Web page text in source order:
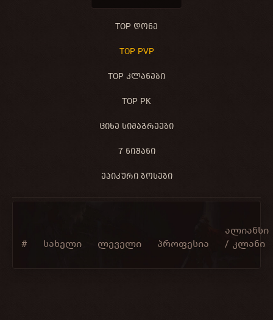
TOP ᲓᲝᲜᲔ
TOP PVP
TOP ᲙᲚᲐᲜᲔᲑᲘ
TOP PK
ᲪᲘᲮᲔ ᲡᲘᲛᲐᲒᲠᲔᲔᲑᲘ
7 ᲜᲘᲨᲐᲜᲘ
ᲔᲞᲘᲙᲣᲠᲘ ᲑᲝᲡᲔᲑᲘ
# სახელი ლეველი პროფესია
ალიანსი
/ კლანი